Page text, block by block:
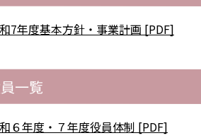
7年度基本方針・事業計画 [PDF]
一覧
６年度・７年度役員体制 [PDF]